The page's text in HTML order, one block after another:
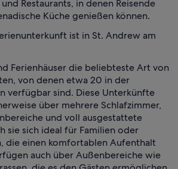
Restaurants, in denen Reisende
Küche genießen können.
ist in St. Andrew am
Ferienhäuser die beliebteste Art von
von denen etwa 20 in der
verfügbar sind. Diese Unterkünfte
über mehrere Schlafzimmer,
und voll ausgestattete
sie sich ideal für Familien oder
die einen komfortablen Aufenthalt
auch über Außenbereiche wie